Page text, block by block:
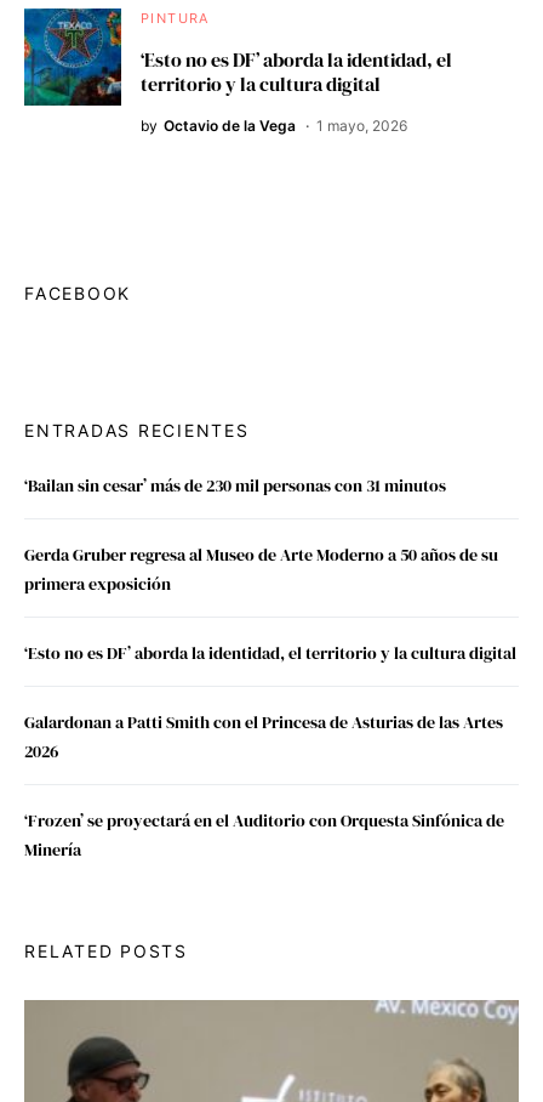
PINTURA
‘Esto no es DF’ aborda la identidad, el
territorio y la cultura digital
by Octavio de la Vega 1 mayo, 2026
FACEBOOK
ENTRADAS RECIENTES
‘Bailan sin cesar’ más de 230 mil personas con 31 minutos
Gerda Gruber regresa al Museo de Arte Moderno a 50 años de su
primera exposición
‘Esto no es DF’ aborda la identidad, el territorio y la cultura digital
Galardonan a Patti Smith con el Princesa de Asturias de las Artes
2026
‘Frozen’ se proyectará en el Auditorio con Orquesta Sinfónica de
Minería
RELATED POSTS